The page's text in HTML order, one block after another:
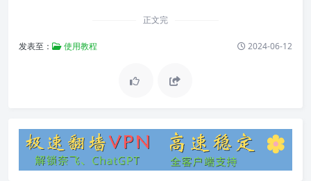
正文完
发表至： 使用教程 2024-06-12